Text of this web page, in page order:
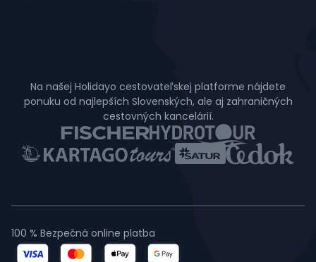
Na našej Holidayo cestovateľskej platforme nájdete
ponuku od najlepších Slovenských, ale aj zahraničných
cestovných kancelárií.
100 % Bezpečná online platba